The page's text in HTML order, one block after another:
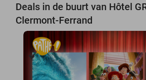
Deals in de buurt van Hôtel
Clermont-Ferrand